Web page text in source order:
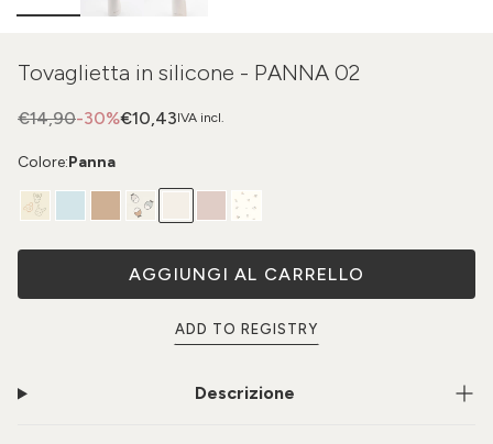
Tovaglietta in silicone - PANNA 02
IVA incl.
-30%
€14,90 €10,43
Colore:Panna
AGGIUNGI AL CARRELLO
ADD TO REGISTRY
Descrizione